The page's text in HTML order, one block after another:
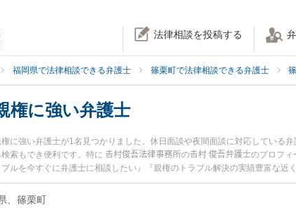
法律相談を投稿する
福岡県で法律相談できる弁護士 篠栗町で法律相談できる弁護士
権に強い弁護士
に強い弁護士が1名見つかりました。休日面談や夜間面談に対応している
索もでき便利です。特に 𠮷村俊吾法律事務所の𠮷村 俊吾弁護士のプロフ
ルを今すぐに弁護士に相談したい』『親権のトラブル解決の実績豊富な
などでお困りの相談者さんにおすすめです。
、篠栗町